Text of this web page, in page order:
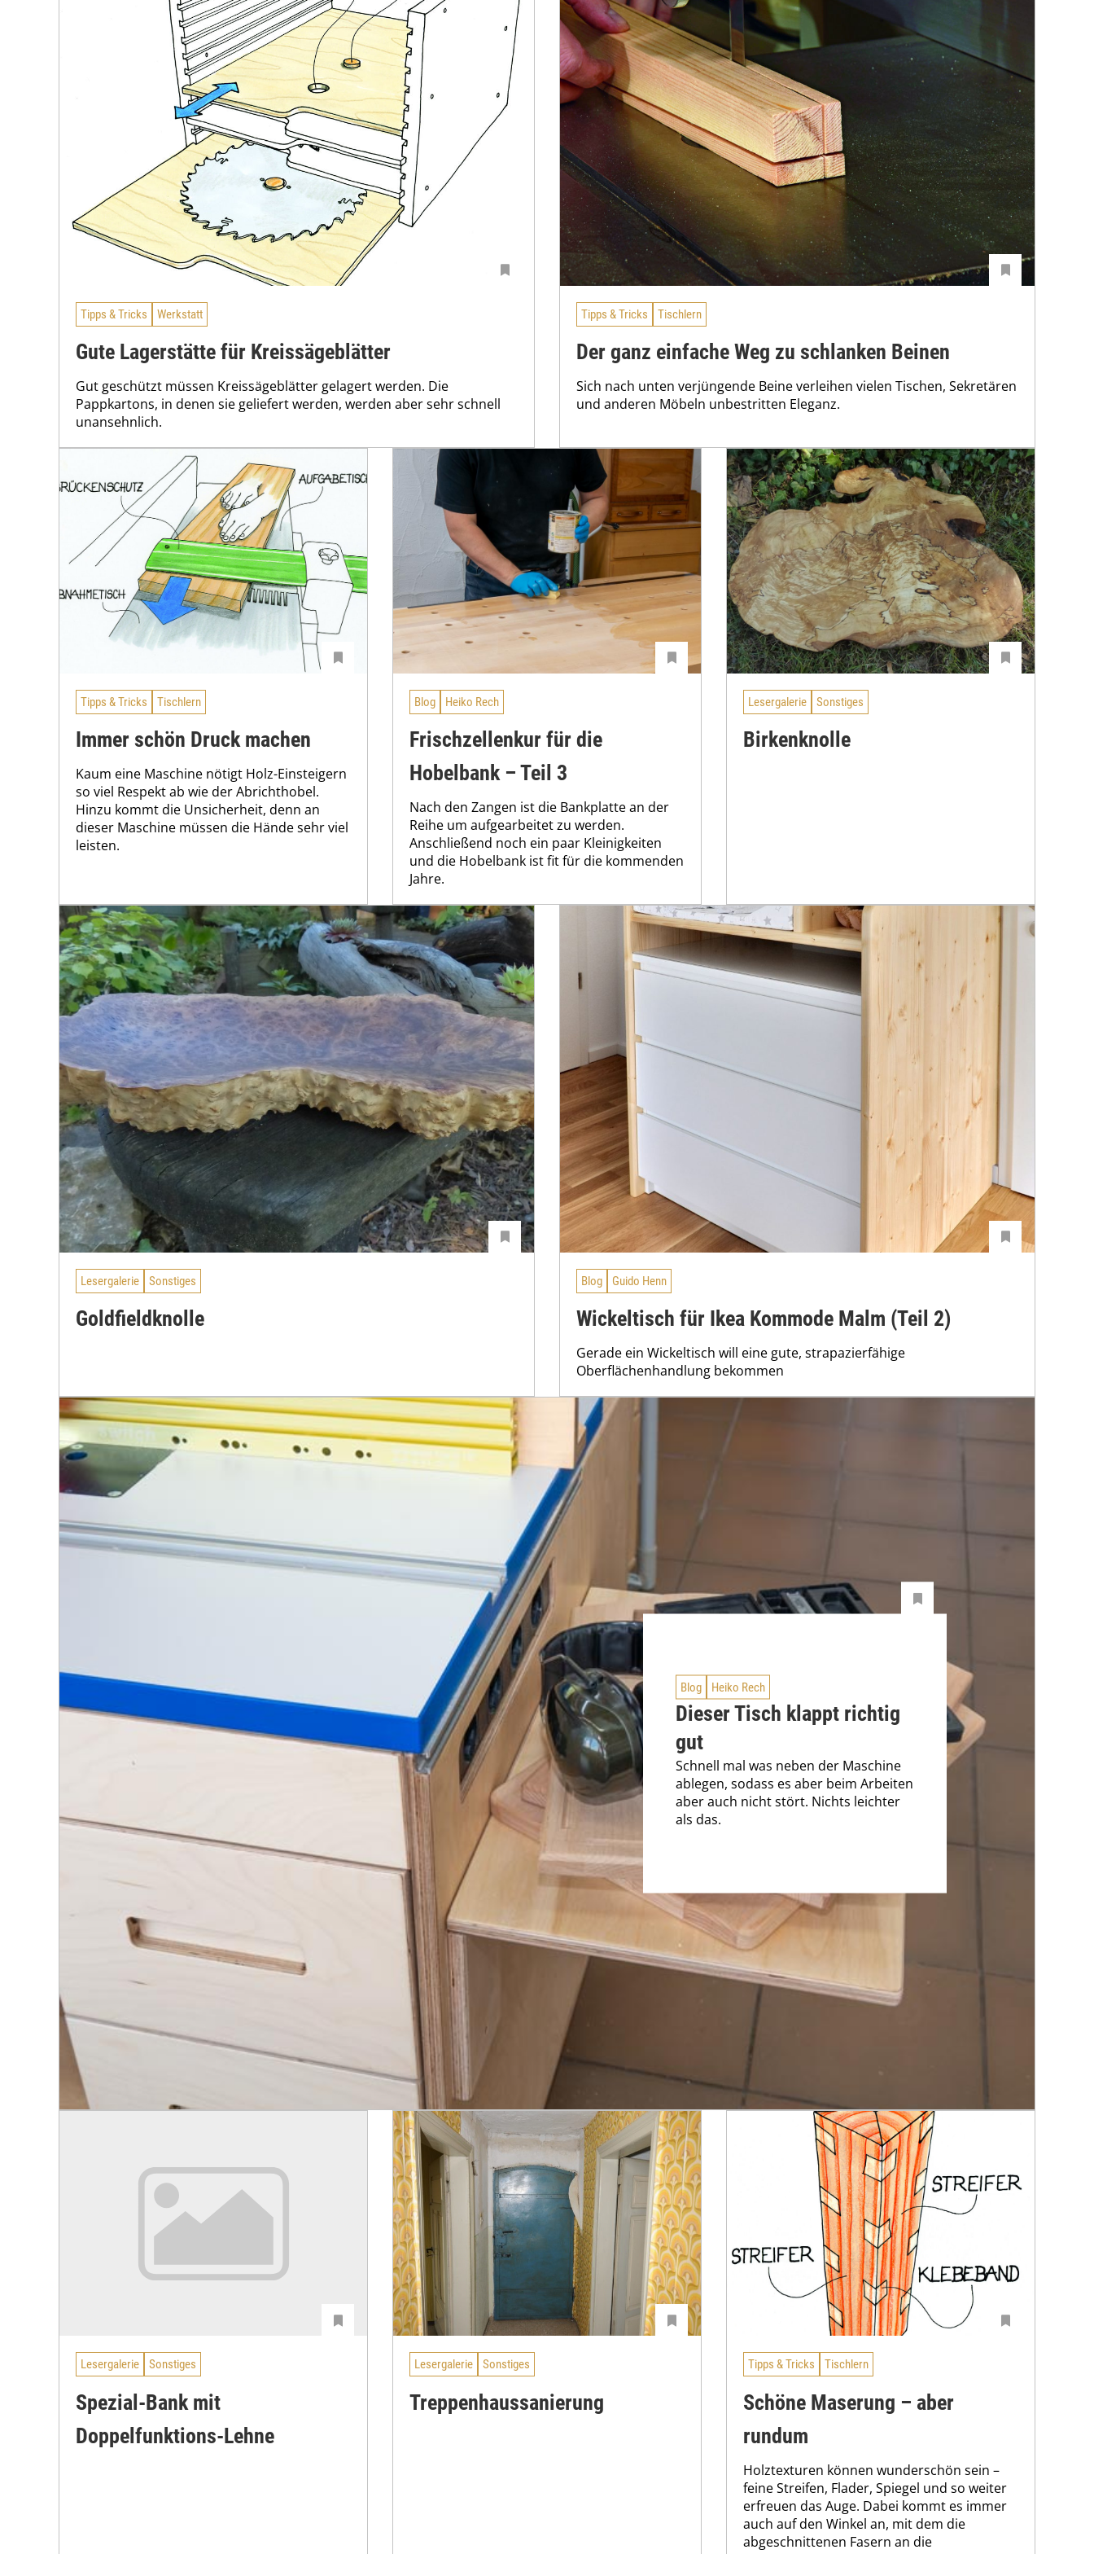
Tipps & Tricks Werkstatt
Gute Lagerstätte für Kreissägeblätter
Gut geschützt müssen Kreissägeblätter gelagert werden. Die
Pappkartons, in denen sie geliefert werden, werden aber sehr schnell
unansehnlich.
Tipps & Tricks Tischlern
Der ganz einfache Weg zu schlanken Beinen
Sich nach unten verjüngende Beine verleihen vielen Tischen, Sekretären
und anderen Möbeln unbestritten Eleganz.
Tipps & Tricks Tischlern
Immer schön Druck machen
Kaum eine Maschine nötigt Holz-Einsteigern
so viel Respekt ab wie der Abrichthobel.
Hinzu kommt die Unsicherheit, denn an
dieser Maschine müssen die Hände sehr viel
leisten.
Blog Heiko Rech
Frischzellenkur für die
Hobelbank – Teil 3
Nach den Zangen ist die Bankplatte an der
Reihe um aufgearbeitet zu werden.
Anschließend noch ein paar Kleinigkeiten
und die Hobelbank ist fit für die kommenden
Jahre.
Lesergalerie Sonstiges
Birkenknolle
Lesergalerie Sonstiges
Goldfieldknolle
Blog Guido Henn
Wickeltisch für Ikea Kommode Malm (Teil 2)
Gerade ein Wickeltisch will eine gute, strapazierfähige
Oberflächenhandlung bekommen
Blog Heiko Rech
Dieser Tisch klappt richtig
gut
Schnell mal was neben der Maschine
ablegen, sodass es aber beim Arbeiten
aber auch nicht stört. Nichts leichter
als das.
Lesergalerie Sonstiges
Spezial-Bank mit
Doppelfunktions-Lehne
Lesergalerie Sonstiges
Treppenhaussanierung
Tipps & Tricks Tischlern
Schöne Maserung – aber
rundum
Holztexturen können wunderschön sein –
feine Streifen, Flader, Spiegel und so weiter
erfreuen das Auge. Dabei kommt es immer
auch auf den Winkel an, mit dem die
abgeschnittenen Fasern an die